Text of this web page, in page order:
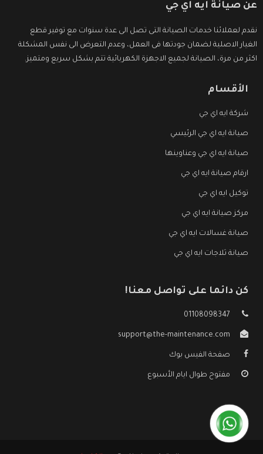
عن صيانة ايه اي جي
نقدم لعملائنا خدمات الصيانة التى تصل الى عدة سنوات مع توفير قطع
الغيار الاصلية لضمان جودتها فى العمل، وعدم التعرض الى نفس المشكلة
اكثر من مرة، الصيانة لجميع الاجهزة الكهربائية تتم بشكل سريع ومتميز.
الأقسام
شركة ايه اي جي
صيانة ايه اي جي الرئيسي
صيانة ايه اي جي وعناوينها
ارقام صيانة ايه اي جي
توكيل ايه اي جي
مركز صيانة ايه اي جي
صيانة غسالات ايه اي جي
صيانة ثلاجات ايه اي جي
كن دائما على تواصل معنا!
01108098347
support@the-maintenance.com
صفحة الفيس بوك
مفتوح طوال ايام الأسبوع